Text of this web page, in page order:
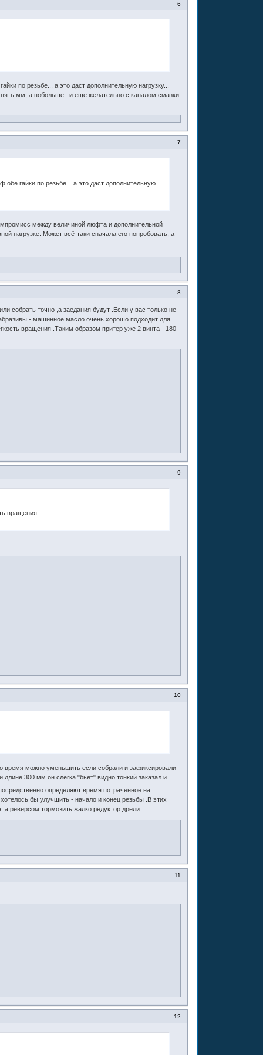
6
по резьбе... а это даст дополнительную нагрузку...
мм, а побольше.. и еще желательно с каналом смазки
7
гайки по резьбе... а это даст дополнительную
между величиной люфта и дополнительной
нагрузке. Может всё-таки сначала его попробовать, а
8
собрать точно ,а заедания будут .Если у вас только не
- машинное масло очень хорошо подходит для
вращения .Таким образом притер уже 2 винта - 180
9
вращения
10
время можно уменьшить если собрали и зафиксировали
300 мм он слегка "бьет" видно тонкий заказал и
определяют время потраченное на
бы улучшить - начало и конец резьбы .В этих
реверсом тормозить жалко редуктор дрели .
11
12